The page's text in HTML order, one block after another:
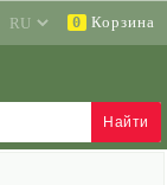
0 Корзина